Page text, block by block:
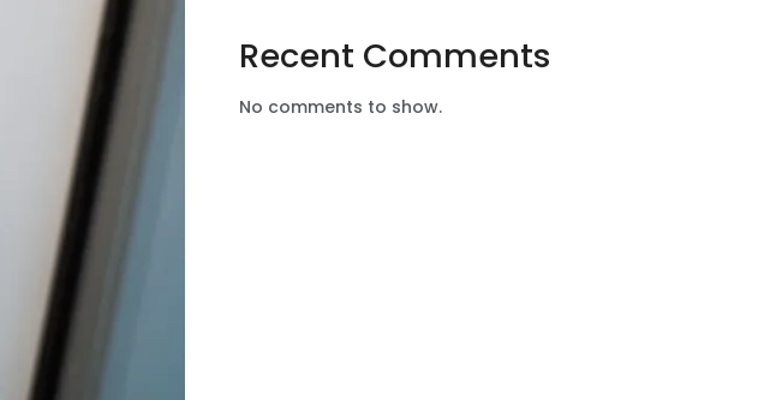
Recent Comments
No comments to show.